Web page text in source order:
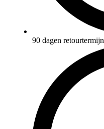
90 dagen retourtermijn